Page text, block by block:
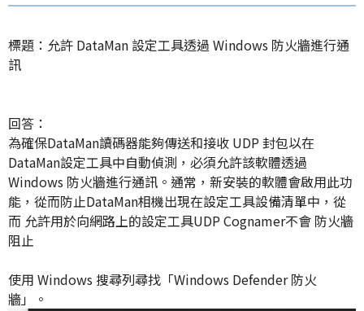
標題：允許 DataMan 設定工具透過 Windows 防火牆進行通
訊
回答：
為確保DataMan讀碼器能夠傳送和接收 UDP 封包以在
DataMan設定工具中自動偵測，必須允許該軟體透過
Windows 防火牆進行通訊。通常，新安裝的軟體會啟用此功
能，從而防止DataMan相機出現在設定工具設備清單中，從
而 允許用於向網路上的設定工具UDP Cognamer不會 防火牆
阻止
使用 Windows 搜尋列尋找「Windows Defender 防火
牆」。